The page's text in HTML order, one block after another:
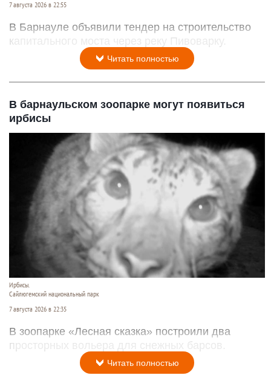
7 августа 2026 в 22:55
В Барнауле объявили тендер на строительство
капитального моста через реку Пивоварку.
Читать полностью
В барнаульском зоопарке могут появиться
ирбисы
Ирбисы.
Сайлюгемский национальный парк
7 августа 2026 в 22:35
В зоопарке «Лесная сказка» построили два
просторных вольера для снежных барсов.
Читать полностью